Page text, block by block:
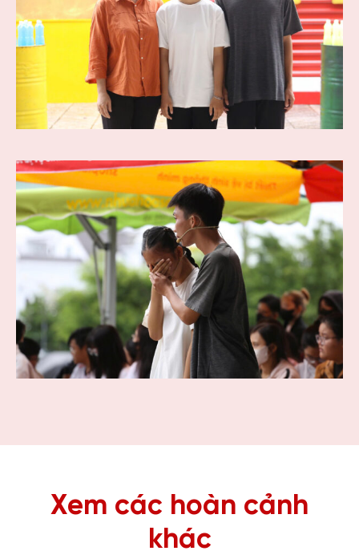
Xem các hoàn cảnh
khác